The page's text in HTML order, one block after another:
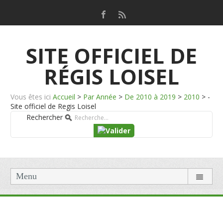
SITE OFFICIEL DE
RÉGIS LOISEL
Vous êtes ici Accueil > Par Année > De 2010 à 2019 > 2010 > -
Site officiel de Regis Loisel
Rechercher
Menu